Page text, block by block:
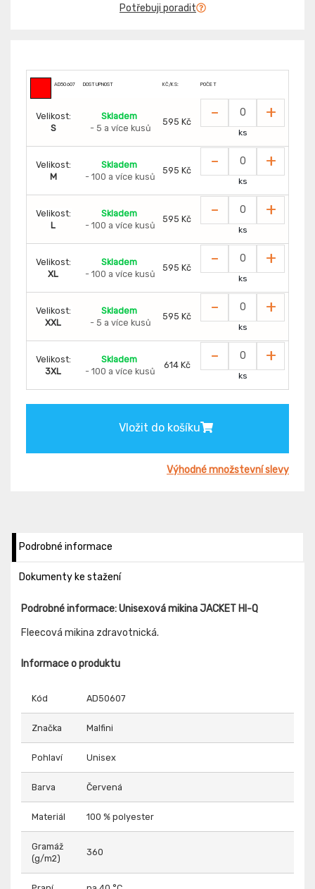
Potřebuji poradit
AD50607 DOSTUPNOST KČ/KS: POČET
Velikost:
S
Skladem
- 5 a více kusů
595 Kč - +
ks
Velikost:
M
Skladem
- 100 a více kusů
595 Kč - +
ks
Velikost:
L
Skladem
- 100 a více kusů
595 Kč - +
ks
Velikost:
XL
Skladem
- 100 a více kusů
595 Kč - +
ks
Velikost:
XXL
Skladem
- 5 a více kusů
595 Kč - +
ks
Velikost:
3XL
Skladem
- 100 a více kusů
614 Kč - +
ks
Vložit do košíku
Výhodné množstevní slevy
Podrobné informace
Dokumenty ke stažení
Podrobné informace: Unisexová mikina JACKET HI-Q
Fleecová mikina zdravotnická.
Informace o produktu
Kód AD50607
Značka Malfini
Pohlaví Unisex
Barva Červená
Materiál 100 % polyester
Gramáž
(g/m2)
360